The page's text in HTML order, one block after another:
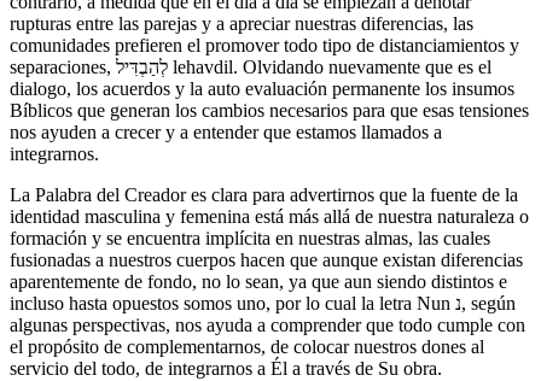
rupturas entre las parejas y a apreciar nuestras diferencias, las
comunidades prefieren el promover todo tipo de distanciamientos y
separaciones, לְהַבְדִּיל lehavdil. Olvidando nuevamente que es el
dialogo, los acuerdos y la auto evaluación permanente los insumos
Bíblicos que generan los cambios necesarios para que esas tensiones
nos ayuden a crecer y a entender que estamos llamados a
integrarnos.
La Palabra del Creador es clara para advertirnos que la fuente de la
identidad masculina y femenina está más allá de nuestra naturaleza o
formación y se encuentra implícita en nuestras almas, las cuales
fusionadas a nuestros cuerpos hacen que aunque existan diferencias
aparentemente de fondo, no lo sean, ya que aun siendo distintos e
incluso hasta opuestos somos uno, por lo cual la letra Nun נ, según
algunas perspectivas, nos ayuda a comprender que todo cumple con
el propósito de complementarnos, de colocar nuestros dones al
servicio del todo, de integrarnos a Él a través de Su obra.